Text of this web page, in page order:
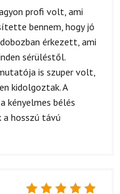
5/ 5
profi volt, ami
bennem, hogy jó
érkezett, ami
sérüléstől.
is szuper volt,
kidolgoztak. A
kényelmes bélés
hosszú távú